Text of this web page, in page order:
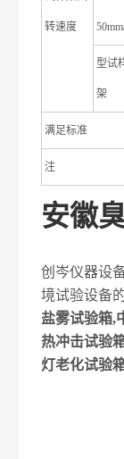
转速度
型试
架
满足标准
注
安徽
创岑仪器设
境试验设备
盐雾试验箱,
热冲击试验
灯老化试验